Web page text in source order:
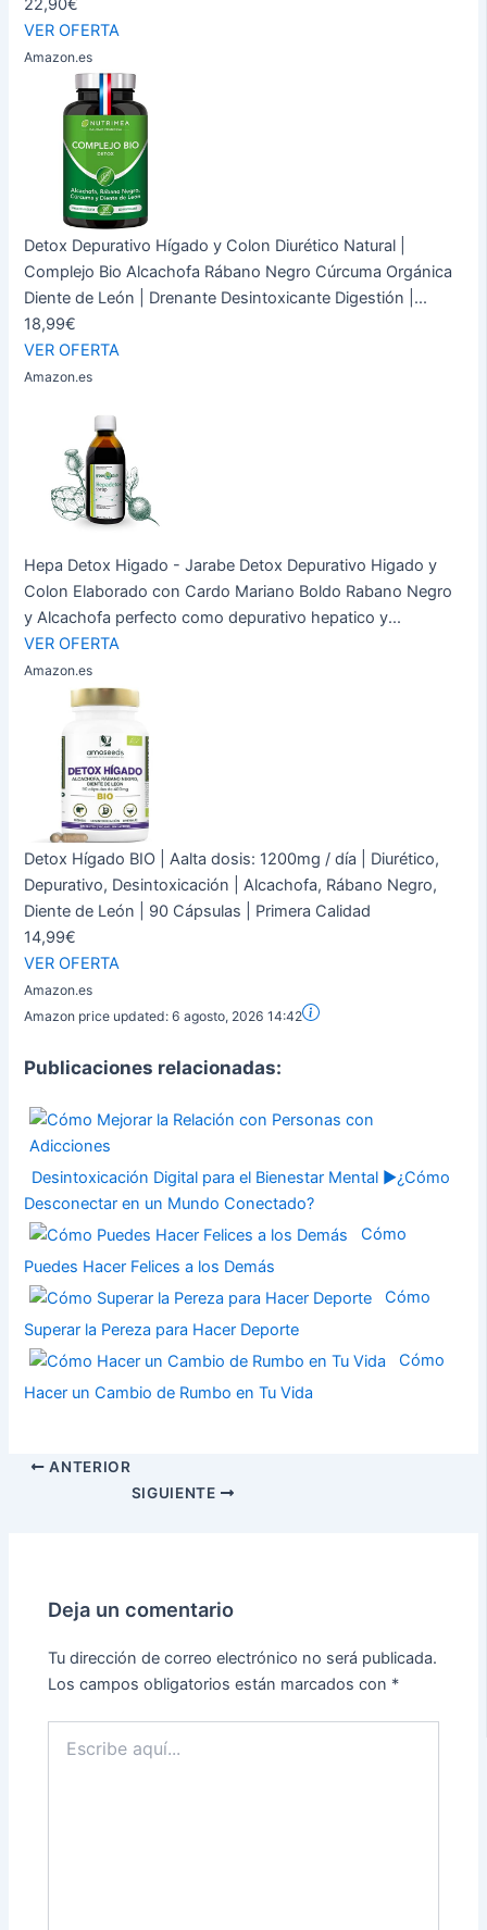
22,90€
VER OFERTA
Amazon.es
Detox Depurativo Hígado y Colon Diurético Natural |
Complejo Bio Alcachofa Rábano Negro Cúrcuma Orgánica
Diente de León | Drenante Desintoxicante Digestión |...
18,99€
VER OFERTA
Amazon.es
Hepa Detox Higado - Jarabe Detox Depurativo Higado y
Colon Elaborado con Cardo Mariano Boldo Rabano Negro
y Alcachofa perfecto como depurativo hepatico y...
VER OFERTA
Amazon.es
Detox Hígado BIO | Aalta dosis: 1200mg / día | Diurético,
Depurativo, Desintoxicación | Alcachofa, Rábano Negro,
Diente de León | 90 Cápsulas | Primera Calidad
14,99€
VER OFERTA
Amazon.es
Amazon price updated:6 agosto, 2026 14:42
Publicaciones relacionadas:
Desintoxicación Digital para el Bienestar Mental ▶¿Cómo
Desconectar en un Mundo Conectado?
Cómo
Puedes Hacer Felices a los Demás
Cómo
Superar la Pereza para Hacer Deporte
Cómo
Hacer un Cambio de Rumbo en Tu Vida
ANTERIOR
SIGUIENTE
Deja un comentario
Tu dirección de correo electrónico no será publicada.
Los campos obligatorios están marcados con *
aquí...